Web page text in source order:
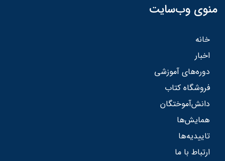
منوی وب‌سایت
خانه
اخبار
دوره‌های آموزشی
فروشگاه کتاب
دانش‌آموختگان
همایش‌ها
تاییدیه‌ها
ارتباط با ما